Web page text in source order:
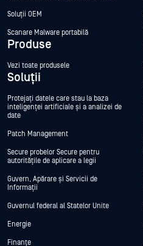
Soluții OEM
Scanare Malware portabilă
Produse
Vezi toate produsele
Soluții
Protejați datele care stau la baza
inteligenței artificiale și a analizei de
date
Patch Management
Secure probelor Secure pentru
autoritățile de aplicare a legii
Guvern, Apărare și Servicii de
Informații
Guvernul federal al Statelor Unite
Energie
Finanțe